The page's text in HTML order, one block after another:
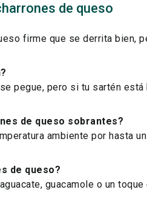
de queso
firme que se derrita bien,
pegue, pero si tu sartén está
de queso sobrantes?
ambiente por hasta
de queso?
guacamole o un